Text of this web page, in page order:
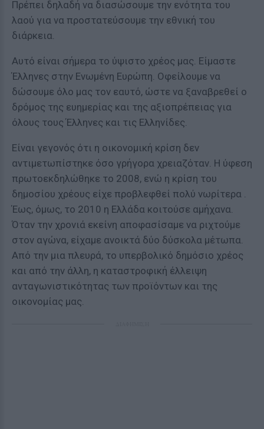
Πρέπει δηλαδή να διασώσουμε την ενότητα του
λαού για να προστατεύσουμε την εθνική του
διάρκεια.
Αυτό είναι σήμερα το ύψιστο χρέος μας. Είμαστε
Έλληνες στην Ενωμένη Ευρώπη. Οφείλουμε να
δώσουμε όλο μας τον εαυτό, ώστε να ξαναβρεθεί ο
δρόμος της ευημερίας και της αξιοπρέπειας για
όλους τους Έλληνες και τις Ελληνίδες.
Είναι γεγονός ότι η οικονομική κρίση δεν
αντιμετωπίστηκε όσο γρήγορα χρειαζόταν. Η ύφεση
πρωτοεκδηλώθηκε το 2008, ενώ η κρίση του
δημοσίου χρέους είχε προβλεφθεί πολύ νωρίτερα .
Έως, όμως, το 2010 η Ελλάδα κοιτούσε αμήχανα.
Όταν την χρονιά εκείνη αποφασίσαμε να ριχτούμε
στον αγώνα, είχαμε ανοικτά δύο δύσκολα μέτωπα.
Από την μια πλευρά, το υπερβολικό δημόσιο χρέος
και από την άλλη, η καταστροφική έλλειψη
ανταγωνιστικότητας των προϊόντων και της
οικονομίας μας.